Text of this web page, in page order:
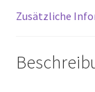
Zusätzliche